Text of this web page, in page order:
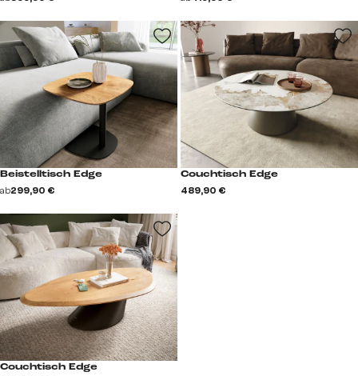
Beistelltisch Edge
ab299,90 €
Couchtisch Edge
489,90 €
Couchtisch Edge